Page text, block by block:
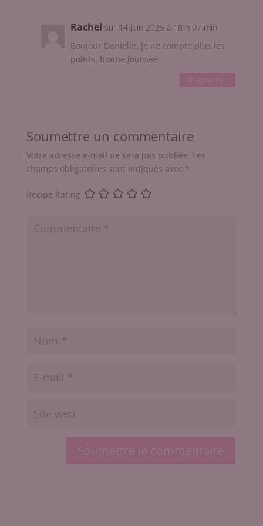
Rachel sur 14 juin 2025 à 18 h 07 min
Bonjour Danielle, je ne compte plus les
points, bonne journée
Réponse
Soumettre un commentaire
Votre adresse e-mail ne sera pas publiée. Les
champs obligatoires sont indiqués avec *
Recipe Rating
Soumettre le commentaire